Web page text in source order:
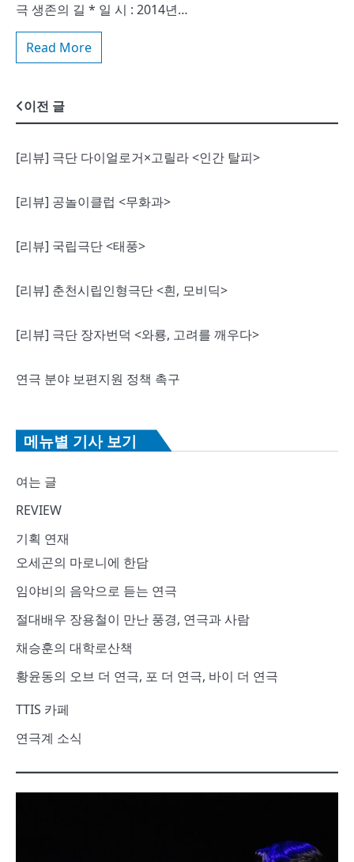
극 생존의 길 * 일 시 : 2014년…
Read More
글
비
게
션
이전 글
[리뷰] 극단 다이얼로거×고릴라 <인간 탈피>
[리뷰] 공놀이클럽 <무화과>
[리뷰] 국립극단 <태풍>
[리뷰] 춘천시립인형극단 <흰, 모비딕>
[리뷰] 극단 장자번덕 <와룡, 고려를 깨우다>
연극 분야 보편지원 정책 촉구
메뉴별 기사 보기
여는 글
REVIEW
기획 연재
오세곤의 마로니에 한담
임야비의 음악으로 듣는 연극
절대배우 장용철이 만난 풍경, 연극과 사람
채승훈의 대학로산책
황윤동의 오브 더 연극, 포 더 연극, 바이 더 연극
TTIS 카페
연극계 소식